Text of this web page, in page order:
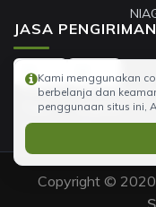
JASA PENGIRIMAN
Copyright ©
Kami menggunakan
berbelanja dan
penggunaan situs ini,